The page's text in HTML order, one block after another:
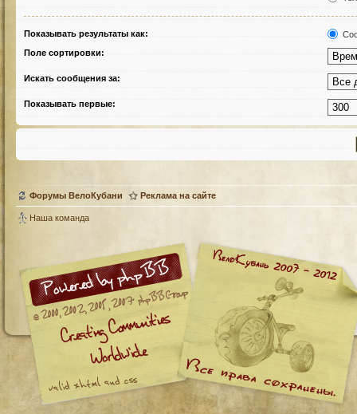
Показывать результаты как:
Поле сортировки:
Искать сообщения за:
Показывать первые:
Форумы ВелоКубани Реклама на сайте
Наша команда